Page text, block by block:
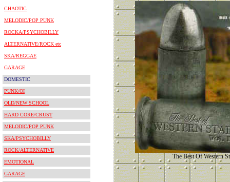
CHAOTIC
MELODIC/POP PUNK
ROCKA/PSYCHOBILLY
ALTERNATIVE/ROCK etc
SKA/REGGAE
GARAGE
DOMESTIC
PUNK/OI
OLD/NEW SCHOOL
HARD CORE/CRUST
MELODIC/POP PUNK
SKA/PSYCHOBILLY
ROCK/ALTERNATIVE
EMOTIONAL
GARAGE
The Best Of Western